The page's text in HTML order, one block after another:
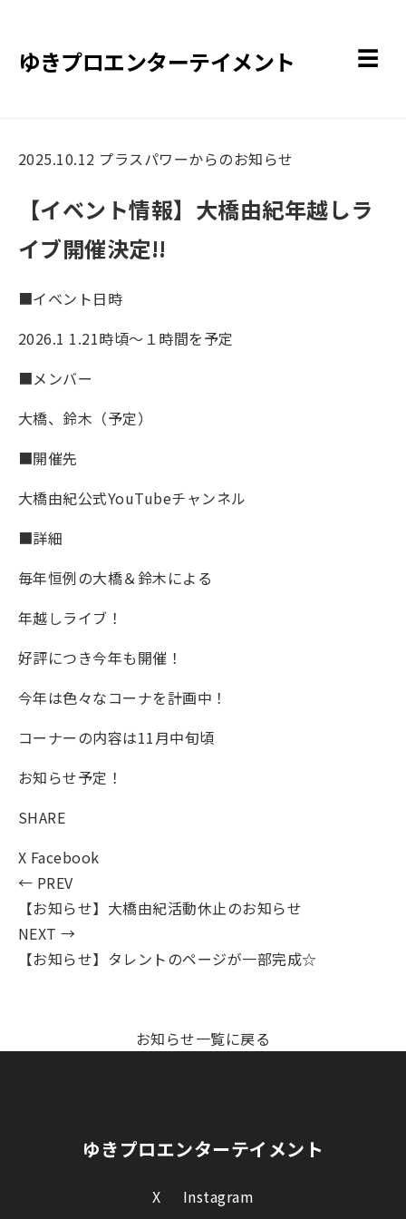
ゆきプロエンターテイメント ☰
2025.10.12 プラスパワーからのお知らせ
【イベント情報】大橋由紀年越しラ
イブ開催決定!!
■イベント日時
2026.1 1.21時頃〜１時間を予定
■メンバー
大橋、鈴木（予定）
■開催先
大橋由紀公式YouTubeチャンネル
■詳細
毎年恒例の大橋＆鈴木による
年越しライブ！
好評につき今年も開催！
今年は色々なコーナを計画中！
コーナーの内容は11月中旬頃
お知らせ予定！
SHARE
X Facebook
← PREV
【お知らせ】大橋由紀活動休止のお知らせ
NEXT →
【お知らせ】タレントのページが一部完成☆
お知らせ一覧に戻る
ゆきプロエンターテイメント
X Instagram